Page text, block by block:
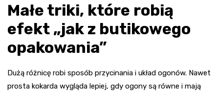
Małe triki, które robią
efekt „jak z butikowego
opakowania”
Dużą różnicę robi sposób przycinania i układ ogonów. Nawet
prosta kokarda wygląda lepiej, gdy ogony są równe i mają